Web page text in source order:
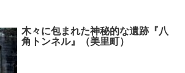
木々に包まれた神秘的な遺跡『八
角トンネル』（美里町）